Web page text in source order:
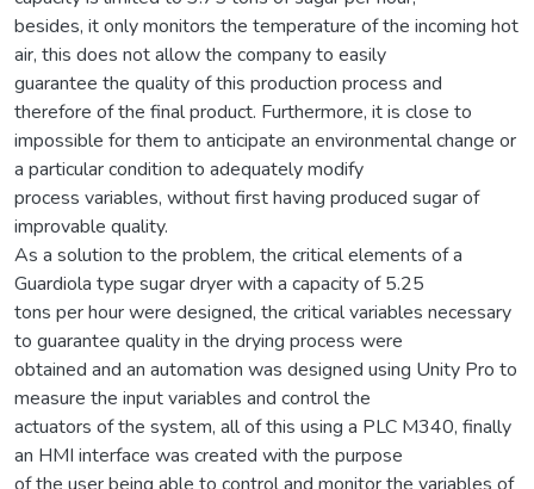
besides, it only monitors the temperature of the incoming hot
air, this does not allow the company to easily
guarantee the quality of this production process and
therefore of the final product. Furthermore, it is close to
impossible for them to anticipate an environmental change or
a particular condition to adequately modify
process variables, without first having produced sugar of
improvable quality.
As a solution to the problem, the critical elements of a
Guardiola type sugar dryer with a capacity of 5.25
tons per hour were designed, the critical variables necessary
to guarantee quality in the drying process were
obtained and an automation was designed using Unity Pro to
measure the input variables and control the
actuators of the system, all of this using a PLC M340, finally
an HMI interface was created with the purpose